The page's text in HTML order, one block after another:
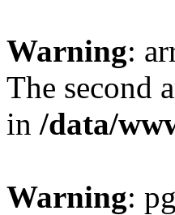
Warning:
The second
in /data/
Warning: